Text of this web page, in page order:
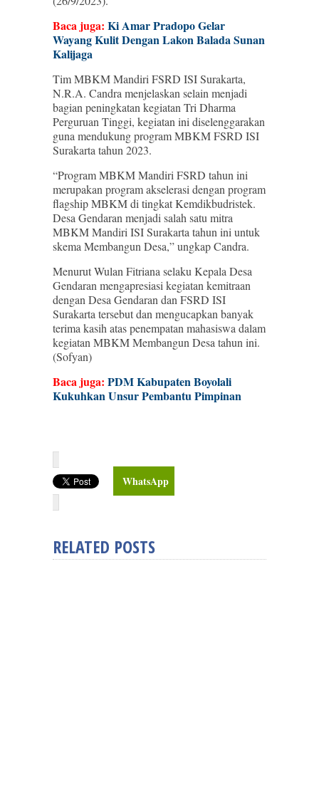
Baca juga: Ki Amar Pradopo Gelar
Wayang Kulit Dengan Lakon Balada Sunan
Kalijaga
Tim MBKM Mandiri FSRD ISI Surakarta,
N.R.A. Candra menjelaskan selain menjadi
bagian peningkatan kegiatan Tri Dharma
Perguruan Tinggi, kegiatan ini diselenggarakan
guna mendukung program MBKM FSRD ISI
Surakarta tahun 2023.
“Program MBKM Mandiri FSRD tahun ini
merupakan program akselerasi dengan program
flagship MBKM di tingkat Kemdikbudristek.
Desa Gendaran menjadi salah satu mitra
MBKM Mandiri ISI Surakarta tahun ini untuk
skema Membangun Desa,” ungkap Candra.
Menurut Wulan Fitriana selaku Kepala Desa
Gendaran mengapresiasi kegiatan kemitraan
dengan Desa Gendaran dan FSRD ISI
Surakarta tersebut dan mengucapkan banyak
terima kasih atas penempatan mahasiswa dalam
kegiatan MBKM Membangun Desa tahun ini.
(Sofyan)
Baca juga: PDM Kabupaten Boyolali
Kukuhkan Unsur Pembantu Pimpinan
WhatsApp
RELATED POSTS